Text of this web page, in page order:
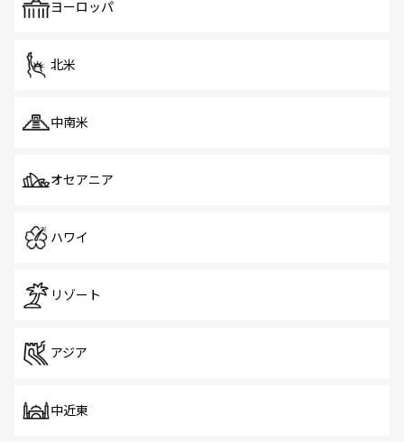
で、ホーカーズは地元の風情を楽しめる外せないスポット
ヨーロッパ
北米
中南米
オセアニア
ハワイ
リゾート
アジア
中近東